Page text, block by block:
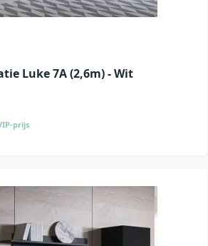
Luke 7A (2,6m) - Wit
prijs